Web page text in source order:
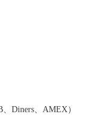
なものにするの
出し、山や渓谷
ことができま
、旬の味覚、歴史
Diners、AMEX）